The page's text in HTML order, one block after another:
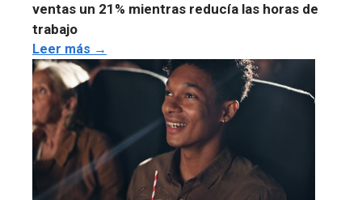
ventas un 21% mientras reducía las horas de
trabajo
Leer más →